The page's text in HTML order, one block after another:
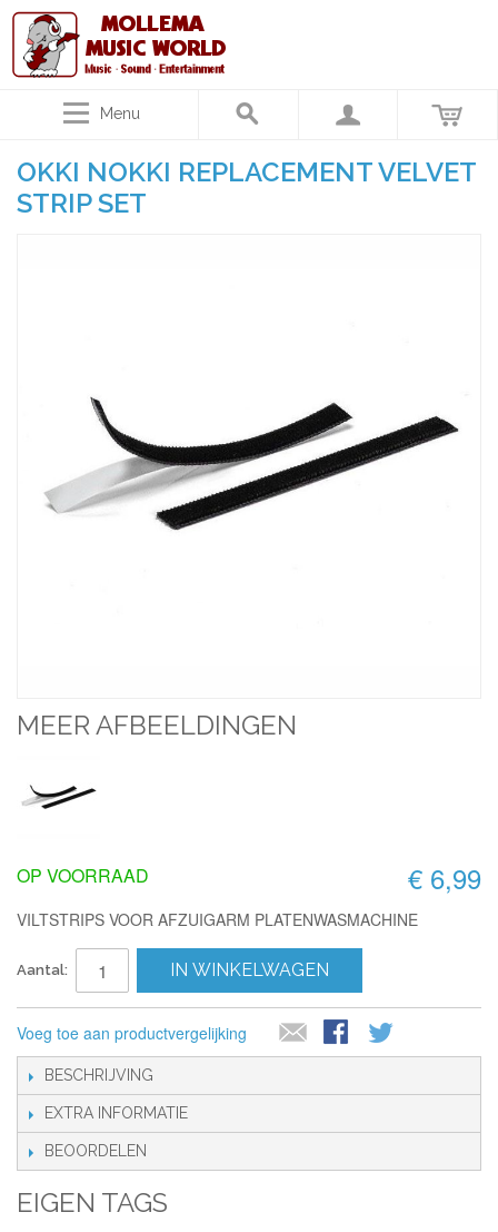
Menu
OKKI NOKKI REPLACEMENT VELVET
STRIP SET
MEER AFBEELDINGEN
€ 6,99
OP VOORRAAD
VILTSTRIPS VOOR AFZUIGARM PLATENWASMACHINE
Aantal: IN WINKELWAGEN
Voeg toe aan productvergelijking
BESCHRIJVING
EXTRA INFORMATIE
BEOORDELEN
EIGEN TAGS